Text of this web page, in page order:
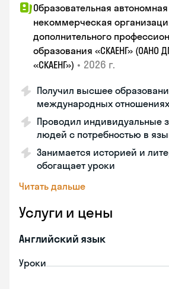
Образовательная автономная
некоммерческая
дополнительного
образования «СКАЕНГ» (ОАНО
«СКАЕНГ») • 2026 г.
Получил высшее
международных
Проводил индивидуальные
людей с потребностью в
Занимается историей и
обогащает уроки
Читать дальше
Услуги и цены
Английский язык
Уроки